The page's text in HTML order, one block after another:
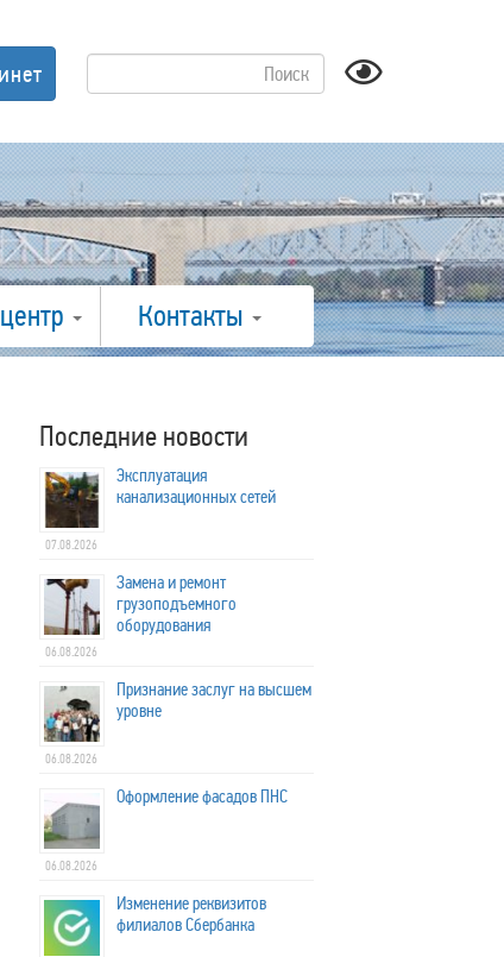
Контакты
Последние новости
Эксплуатация
канализационных сетей
07.08.2026
Замена и ремонт
грузоподъемного
оборудования
06.08.2026
Признание заслуг на высшем
уровне
06.08.2026
Оформление фасадов ПНС
06.08.2026
Изменение реквизитов
филиалов Сбербанка